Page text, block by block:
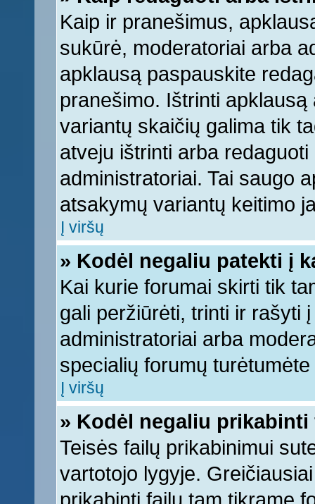
Kaip ir pranešimus,
sukūrė, moderatoriai arba
apklausą paspauskite
pranešimo. Ištrinti
variantų skaičių galima tik
atveju ištrinti arba
administratoriai. Tai saugo
atsakymų variantų keitimo
Į viršų
» Kodėl negaliu patekti į
Kai kurie forumai skirti tik
gali peržiūrėti, trinti ir rašyti
administratoriai arba
specialių forumų
Į viršų
» Kodėl negaliu prikabinti
Teisės failų prikabinimui
vartotojo lygyje.